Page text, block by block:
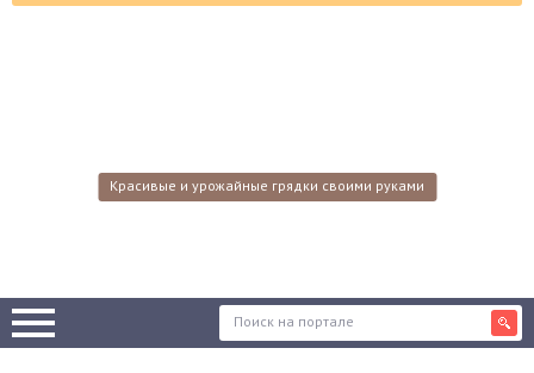
Красивые и урожайные грядки своими руками